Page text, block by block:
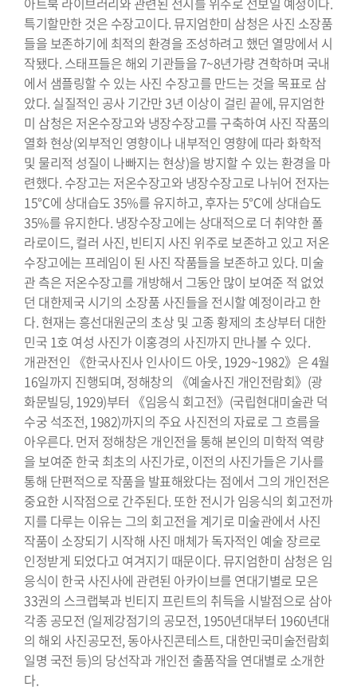
특기할만한 것은 수장고이다. 뮤지엄한미 삼청은 사진 소장품
들을 보존하기에 최적의 환경을 조성하려고 했던 열망에서 시
작됐다. 스태프들은 해외 기관들을 7~8년가량 견학하며 국내
에서 샘플링할 수 있는 사진 수장고를 만드는 것을 목표로 삼
았다. 실질적인 공사 기간만 3년 이상이 걸린 끝에, 뮤지엄한
미 삼청은 저온수장고와 냉장수장고를 구축하여 사진 작품의
열화 현상(외부적인 영향이나 내부적인 영향에 따라 화학적
및 물리적 성질이 나빠지는 현상)을 방지할 수 있는 환경을 마
련했다. 수장고는 저온수장고와 냉장수장고로 나뉘어 전자는
15℃에 상대습도 35%를 유지하고, 후자는 5℃에 상대습도
35%를 유지한다. 냉장수장고에는 상대적으로 더 취약한 폴
라로이드, 컬러 사진, 빈티지 사진 위주로 보존하고 있고 저온
수장고에는 프레임이 된 사진 작품들을 보존하고 있다. 미술
관 측은 저온수장고를 개방해서 그동안 많이 보여준 적 없었
던 대한제국 시기의 소장품 사진들을 전시할 예정이라고 한
다. 현재는 흥선대원군의 초상 및 고종 황제의 초상부터 대한
민국 1호 여성 사진가 이홍경의 사진까지 만나볼 수 있다.
개관전인 《한국사진사 인사이드 아웃, 1929~1982》은 4월
16일까지 진행되며, 정해창의 《예술사진 개인전람회》(광
화문빌딩, 1929)부터 《임응식 회고전》(국립현대미술관 덕
수궁 석조전, 1982)까지의 주요 사진전의 자료로 그 흐름을
아우른다. 먼저 정해창은 개인전을 통해 본인의 미학적 역량
을 보여준 한국 최초의 사진가로, 이전의 사진가들은 기사를
통해 단편적으로 작품을 발표해왔다는 점에서 그의 개인전은
중요한 시작점으로 간주된다. 또한 전시가 임응식의 회고전까
지를 다루는 이유는 그의 회고전을 계기로 미술관에서 사진
작품이 소장되기 시작해 사진 매체가 독자적인 예술 장르로
인정받게 되었다고 여겨지기 때문이다. 뮤지엄한미 삼청은 임
응식이 한국 사진사에 관련된 아카이브를 연대기별로 모은
33권의 스크랩북과 빈티지 프린트의 취득을 시발점으로 삼아
각종 공모전 (일제강점기의 공모전, 1950년대부터 1960년대
의 해외 사진공모전, 동아사진콘테스트, 대한민국미술전람회
일명 국전 등)의 당선작과 개인전 출품작을 연대별로 소개한
다.